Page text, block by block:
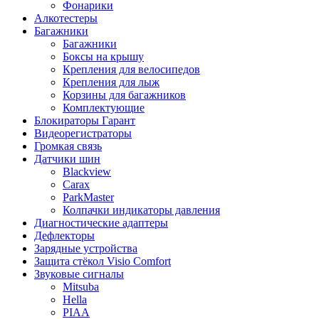
Фонарики
Алкотестеры
Багажники
Багажники
Боксы на крышу
Крепления для велосипедов
Крепления для лыж
Корзины для багажников
Комплектующие
Блокираторы Гарант
Видеорегистраторы
Громкая связь
Датчики шин
Blackview
Carax
ParkMaster
Колпачки индикаторы давления
Диагностические адаптеры
Дефлекторы
Зарядные устройства
Защита стёкол Visio Comfort
Звуковые сигналы
Mitsuba
Hella
PIAA